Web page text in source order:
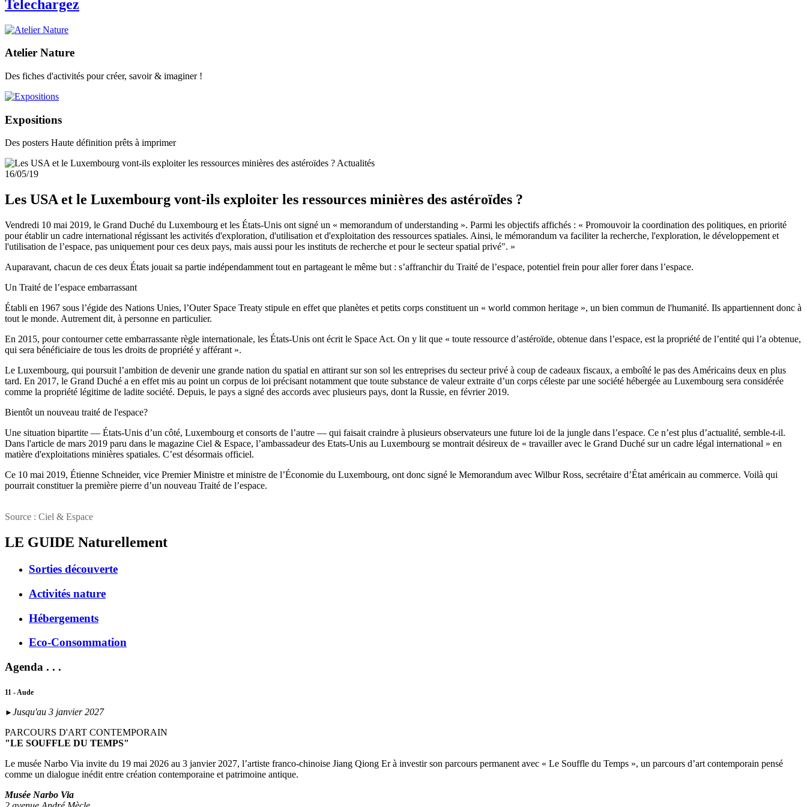
Telechargez
Atelier Nature
Des fiches d'activités pour créer, savoir & imaginer !
Expositions
Des posters Haute définition prêts à imprimer
Actualités
16/05/19
Les USA et le Luxembourg vont-ils exploiter les ressources minières des astéroïdes ?
Vendredi 10 mai 2019, le Grand Duché du Luxembourg et les États-Unis ont signé un « memorandum of understanding ». Parmi les objectifs affichés : « Promouvoir la coordination des politiques, en priorité
pour établir un cadre international régissant les activités d'exploration, d'utilisation et d'exploitation des ressources spatiales. Ainsi, le mémorandum va faciliter la recherche, l'exploration, le développement et
l'utilisation de l’espace, pas uniquement pour ces deux pays, mais aussi pour les instituts de recherche et pour le secteur spatial privé". »
Auparavant, chacun de ces deux États jouait sa partie indépendamment tout en partageant le même but : s’affranchir du Traité de l’espace, potentiel frein pour aller forer dans l’espace.
Un Traité de l’espace embarrassant
Établi en 1967 sous l’égide des Nations Unies, l’Outer Space Treaty stipule en effet que planètes et petits corps constituent un « world common heritage », un bien commun de l'humanité. Ils appartiennent donc à
tout le monde. Autrement dit, à personne en particulier.
En 2015, pour contourner cette embarrassante règle internationale, les États-Unis ont écrit le Space Act. On y lit que « toute ressource d’astéroïde, obtenue dans l’espace, est la propriété de l’entité qui l’a obtenue,
qui sera bénéficiaire de tous les droits de propriété y afférant ».
Le Luxembourg, qui poursuit l’ambition de devenir une grande nation du spatial en attirant sur son sol les entreprises du secteur privé à coup de cadeaux fiscaux, a emboîté le pas des Américains deux en plus
tard. En 2017, le Grand Duché a en effet mis au point un corpus de loi précisant notamment que toute substance de valeur extraite d’un corps céleste par une société hébergée au Luxembourg sera considérée
comme la propriété légitime de ladite société. Depuis, le pays a signé des accords avec plusieurs pays, dont la Russie, en février 2019.
Bientôt un nouveau traité de l'espace?
Une situation bipartite — États-Unis d’un côté, Luxembourg et consorts de l’autre — qui faisait craindre à plusieurs observateurs une future loi de la jungle dans l’espace. Ce n’est plus d’actualité, semble-t-il.
Dans l'article de mars 2019 paru dans le magazine Ciel & Espace, l’ambassadeur des Etats-Unis au Luxembourg se montrait désireux de « travailler avec le Grand Duché sur un cadre légal international » en
matière d'exploitations minières spatiales. C’est désormais officiel.
Ce 10 mai 2019, Étienne Schneider, vice Premier Ministre et ministre de l’Économie du Luxembourg, ont donc signé le Memorandum avec Wilbur Ross, secrétaire d’État américain au commerce. Voilà qui
pourrait constituer la première pierre d’un nouveau Traité de l’espace.
Source : Ciel & Espace
LE GUIDE Naturellement
Sorties découverte
Activités nature
Hébergements
Eco-Consommation
Agenda . . .
11 - Aude
► Jusqu'au 3 janvier 2027
PARCOURS D'ART CONTEMPORAIN
"LE SOUFFLE DU TEMPS"
Le musée Narbo Via invite du 19 mai 2026 au 3 janvier 2027, l’artiste franco-chinoise Jiang Qiong Er à investir son parcours permanent avec « Le Souffle du Temps », un parcours d’art contemporain pensé
comme un dialogue inédit entre création contemporaine et patrimoine antique.
Musée Narbo Via